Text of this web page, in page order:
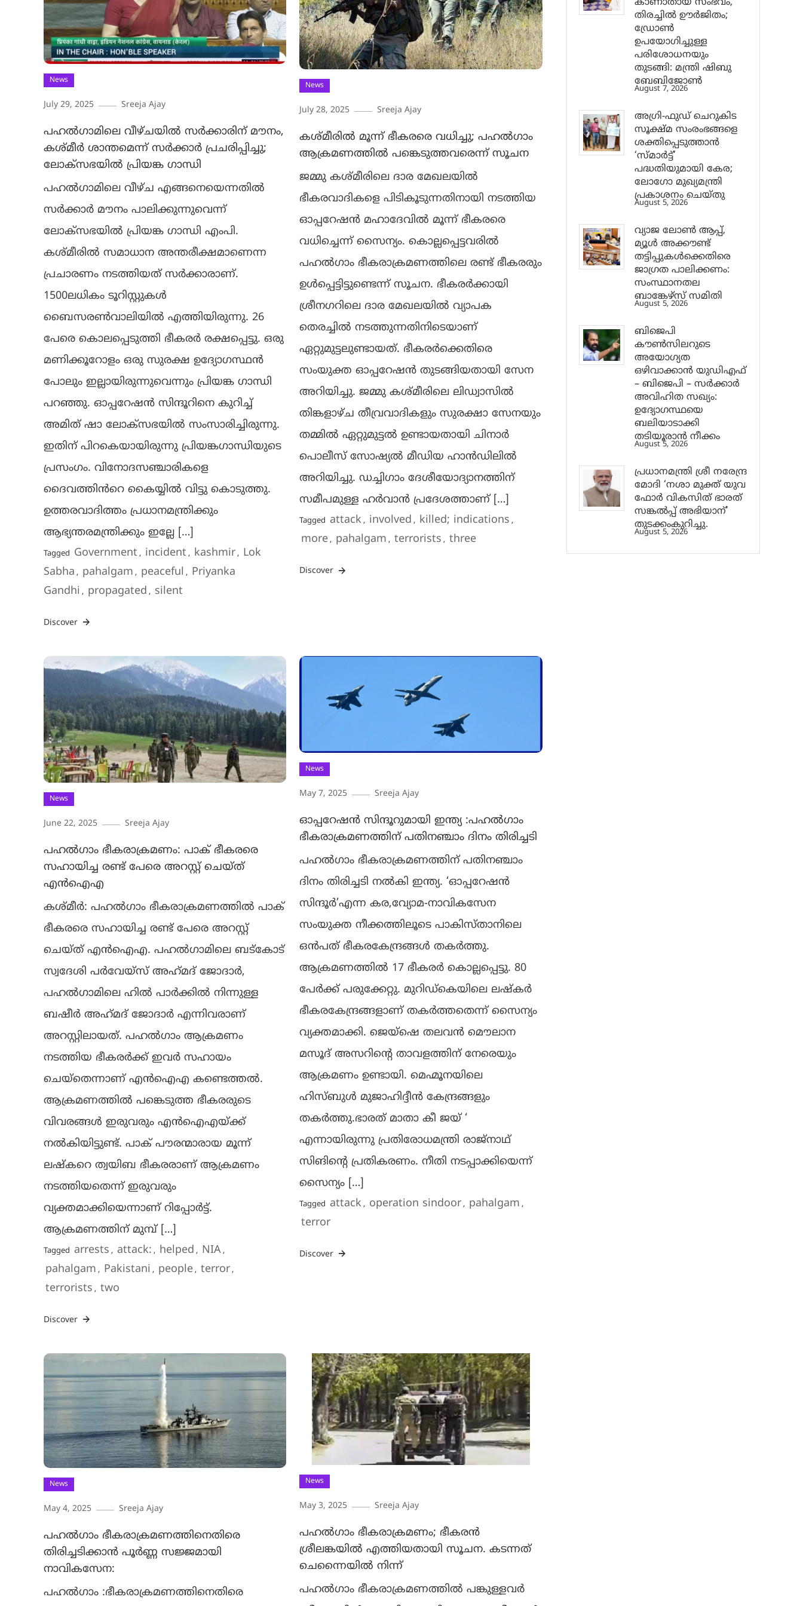
News
July 29, 2025 Sreeja Ajay
പഹൽഗാമിലെ വീഴ്ചയിൽ സർക്കാരിന് മൗനം,
കശ്മീർ ശാന്തമെന്ന് സർക്കാർ പ്രചരിപ്പിച്ചു;
ലോക്സഭയിൽ പ്രിയങ്ക ഗാന്ധി
പഹൽഗാമിലെ വീഴ്ച എങ്ങനെയെന്നതിൽ
സർക്കാർ മൗനം പാലിക്കുന്നുവെന്ന്
ലോക്സഭയിൽ പ്രിയങ്ക ​ഗാന്ധി എംപി.
കശ്മീരിൽ സമാധാന അന്തരീക്ഷമാണെന്ന
പ്രചാരണം നടത്തിയത് സർക്കാരാണ്.
1500ലധികം ടൂറിസ്റ്റുകൾ
ബൈസരൺവാലിയിൽ എത്തിയിരുന്നു. 26
പേരെ കൊലപ്പെടുത്തി ഭീകരർ രക്ഷപ്പെട്ടു. ഒരു
മണിക്കൂറോളം ഒരു സുരക്ഷ ഉദ്യോഗസ്ഥൻ
പോലും ഇല്ലായിരുന്നുവെന്നും പ്രിയങ്ക ​ഗാന്ധി
പറഞ്ഞു. ഓപ്പറേഷൻ സിന്ദൂറിനെ കുറിച്ച്
അമിത് ഷാ ലോക്സഭയിൽ സംസാരിച്ചിരുന്നു.
ഇതിന് പിറകെയായിരുന്നു പ്രിയങ്ക​ഗാന്ധിയുടെ
പ്രസം​ഗം. വിനോദസഞ്ചാരികളെ
ദൈവത്തിൻറെ കൈയ്യിൽ വിട്ടു കൊടുത്തു.
ഉത്തരവാദിത്തം പ്രധാനമന്ത്രിക്കും
ആഭ്യന്തരമന്ത്രിക്കും ഇല്ലേ […]
Tagged Government , incident , kashmir , Lok
Sabha , pahalgam , peaceful , Priyanka
Gandhi , propagated , silent
Discover
News
July 28, 2025 Sreeja Ajay
കശ്മീരില്‍ മൂന്ന് ഭീകരരെ വധിച്ചു; പഹല്‍ഗാം
ആക്രമണത്തില്‍ പങ്കെടുത്തവരെന്ന് സൂചന
ജമ്മു കശ്മീരിലെ ദാര മേഖലയിൽ
ഭീകരവാദികളെ പിടികൂടുന്നതിനായി നടത്തിയ
ഓപ്പറേഷൻ മഹാദേവിൽ മൂന്ന് ഭീകരരെ
വധിച്ചെന്ന് സൈന്യം. കൊല്ലപ്പെട്ടവരിൽ
പഹൽഗാം ഭീകരാക്രമണത്തിലെ രണ്ട് ഭീകരരും
ഉൾപ്പെട്ടിട്ടുണ്ടെന്ന് സൂചന. ഭീകരർക്കായി
ശ്രീനഗറിലെ ദാര മേഖലയിൽ വ്യാപക
തെരച്ചിൽ നടത്തുന്നതിനിടെയാണ്
ഏറ്റുമുട്ടലുണ്ടായത്. ഭീകരർക്കെതിരെ
സംയുക്ത ഓപ്പറേഷൻ തുടങ്ങിയതായി സേന
അറിയിച്ചു. ജമ്മു കശ്മീരിലെ ലിഡ്വാസിൽ
തിങ്കളാഴ്ച തീവ്രവാദികളും സുരക്ഷാ സേനയും
തമ്മിൽ ഏറ്റുമുട്ടൽ ഉണ്ടായതായി ചിനാർ
പൊലീസ് സോഷ്യൽ മീഡിയ ഹാൻഡിലിൽ
അറിയിച്ചു. ഡച്ചിഗാം ദേശീയോദ്യാനത്തിന്
സമീപമുള്ള ഹർവാൻ പ്രദേശത്താണ് […]
Tagged attack , involved , killed; indications ,
more , pahalgam , terrorists , three
Discover
News
June 22, 2025 Sreeja Ajay
പഹല്‍ഗാം ഭീകരാക്രമണം: പാക് ഭീകരരെ
സഹായിച്ച രണ്ട് പേരെ അറസ്റ്റ് ചെയ്ത്
എന്‍ഐഎ
കശ്മീര്‍: പഹല്‍ഗാം ഭീകരാക്രമണത്തില്‍ പാക്
ഭീകരരെ സഹായിച്ച രണ്ട് പേരെ അറസ്റ്റ്
ചെയ്ത് എന്‍ഐഎ. പഹല്‍ഗാമിലെ ബട്‌കോട്
സ്വദേശി പര്‍വേയ്‌സ് അഹ്‌മദ് ജോദാര്‍,
പഹല്‍ഗാമിലെ ഹില്‍ പാര്‍ക്കില്‍ നിന്നുള്ള
ബഷീര്‍ അഹ്‌മദ് ജോദാര്‍ എന്നിവരാണ്
അറസ്റ്റിലായത്. പഹല്‍ഗാം ആക്രമണം
നടത്തിയ ഭീകരര്‍ക്ക് ഇവര്‍ സഹായം
ചെയ്‌തെന്നാണ് എന്‍ഐഎ കണ്ടെത്തല്‍.
ആക്രമണത്തില്‍ പങ്കെടുത്ത ഭീകരരുടെ
വിവരങ്ങള്‍ ഇരുവരും എന്‍ഐഎയ്ക്ക്
നല്‍കിയിട്ടുണ്ട്. പാക് പൗരന്മാരായ മൂന്ന്
ലഷ്‌കറെ ത്വയിബ ഭീകരരാണ് ആക്രമണം
നടത്തിയതെന്ന് ഇരുവരും
വ്യക്തമാക്കിയെന്നാണ് റിപ്പോര്‍ട്ട്.
ആക്രമണത്തിന് മുമ്പ് […]
Tagged arrests , attack: , helped , NIA ,
pahalgam , Pakistani , people , terror ,
terrorists , two
Discover
News
May 7, 2025 Sreeja Ajay
ഓപ്പറേഷന്‍ സിന്ദൂറുമായി ഇന്ത്യ :പഹല്‍ഗാം
ഭീകരാക്രമണത്തിന് പതിനഞ്ചാം ദിനം തിരിച്ചടി
പഹല്‍ഗാം ഭീകരാക്രമണത്തിന് പതിനഞ്ചാം
ദിനം തിരിച്ചടി നല്‍കി ഇന്ത്യ. ‘ഓപ്പറേഷന്‍
സിന്ദൂര്‍’എന്ന കര,വ്യോമ-നാവികസേന
സംയുക്ത നീക്കത്തിലൂടെ പാകിസ്താനിലെ
ഒന്‍പത് ഭീകരകേന്ദ്രങ്ങള്‍ തകര്‍ത്തു.
ആക്രമണത്തില്‍ 17 ഭീകരര്‍ കൊല്ലപ്പെട്ടു. 80
പേര്‍ക്ക് പരുക്കേറ്റു. മുറിഡ്‌കെയിലെ ലഷ്‌കര്‍
ഭീകരകേന്ദ്രങ്ങളാണ് തകര്‍ത്തതെന്ന് സൈന്യം
വ്യക്തമാക്കി. ജെയ്‌ഷെ തലവന്‍ മൌലാന
മസൂദ് അസറിന്റെ താവളത്തിന് നേരെയും
ആക്രമണം ഉണ്ടായി. മെഹ്മൂനയിലെ
ഹിസ്ബുള്‍ മുജാഹിദ്ദീന്‍ കേന്ദ്രങ്ങളും
തകര്‍ത്തു.ഭാരത് മാതാ കീ ജയ് ‘
എന്നായിരുന്നു പ്രതിരോധമന്ത്രി രാജ്‌നാഥ്
സിങിന്റെ പ്രതികരണം. നീതി നടപ്പാക്കിയെന്ന്
സൈന്യം […]
Tagged attack , operation sindoor , pahalgam ,
terror
Discover
News
May 4, 2025 Sreeja Ajay
പഹൽഗാം ഭീകരാക്രമണത്തിനെതിരെ
തിരിച്ചടിക്കാൻ പൂർണ്ണ സജ്ജമായി
നാവികസേന:
പഹൽഗാം :ഭീകരാക്രമണത്തിനെതിരെ
News
May 3, 2025 Sreeja Ajay
പഹൽഗാം ഭീകരാക്രമണം; ഭീകരൻ
ശ്രീലങ്കയിൽ എത്തിയതായി സൂചന. കടന്നത്
ചെന്നൈയിൽ നിന്ന്
പഹൽഗാം ഭീകരാക്രമണത്തിൽ പങ്കുള്ളവർ
കാണാതായ സംഭവം,
തിരച്ചിൽ ഊർജിതം;
ഡ്രോണ്‍
ഉപയോഗിച്ചുള്ള
പരിശോധനയും
തുടങ്ങി: മന്ത്രി ഷിബു
ബേബിജോണ്‍
August 7, 2026
അഗ്രി-ഫുഡ് ചെറുകിട
സൂക്ഷ്മ സംരംഭങ്ങളെ
ശക്തിപ്പെടുത്താന്‍
‘സ്മാര്‍ട്ട്’
പദ്ധതിയുമായി കേര;
ലോഗോ മുഖ്യമന്ത്രി
പ്രകാശനം ചെയ്തു
August 5, 2026
വ്യാജ ലോൺ ആപ്പ്,
മ്യൂൾ അക്കൗണ്ട്
തട്ടിപ്പുകൾക്കെതിരെ
ജാ​ഗ്രത പാലിക്കണം:
സംസ്ഥാനതല
ബാങ്കേഴ്സ് സമിതി
August 5, 2026
ബിജെപി
കൗൺസിലറുടെ
അയോഗ്യത
ഒഴിവാക്കാൻ യുഡിഎഫ്
– ബിജെപി – സർക്കാർ
അവിഹിത സഖ്യം:
ഉദ്യോഗസ്ഥയെ
ബലിയാടാക്കി
തടിയൂരാൻ നീക്കം
August 5, 2026
പ്രധാനമന്ത്രി ശ്രീ നരേന്ദ്ര
മോദി ‘നശാ മുക്ത് യുവ
ഫോർ വികസിത് ഭാരത്
സങ്കൽപ്പ് അഭിയാന്’
തുടക്കംകുറിച്ചു.
August 5, 2026